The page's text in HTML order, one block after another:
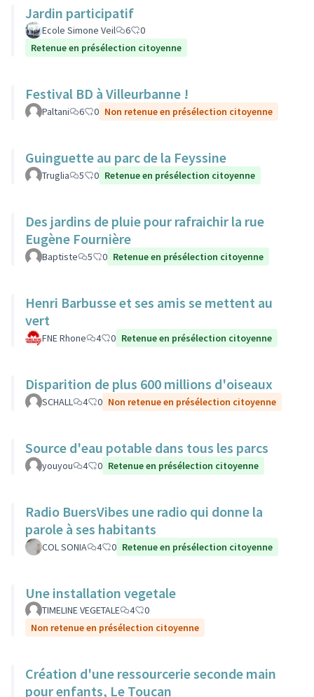
Jardin participatif
Ecole Simone Veil 6
0
Retenue en présélection citoyenne
Festival BD à Villeurbanne !
Paltani 6 0 Non retenue en présélection citoyenne
Guinguette au parc de la Feyssine
Truglia 5 0 Retenue en présélection citoyenne
Des jardins de pluie pour rafraichir la rue
Eugène Fournière
Baptiste 5 0 Retenue en présélection citoyenne
Henri Barbusse et ses amis se mettent au
vert
FNE Rhone 4 0 Retenue en présélection citoyenne
Disparition de plus 600 millions d'oiseaux
SCHALL 4 0 Non retenue en présélection citoyenne
Source d'eau potable dans tous les parcs
youyou 4 0 Retenue en présélection citoyenne
Radio BuersVibes une radio qui donne la
parole à ses habitants
COL SONIA 4 0 Retenue en présélection citoyenne
Une installation vegetale
TIMELINE VEGETALE 4
0
Non retenue en présélection citoyenne
Création d'une ressourcerie seconde main
pour enfants, Le Toucan